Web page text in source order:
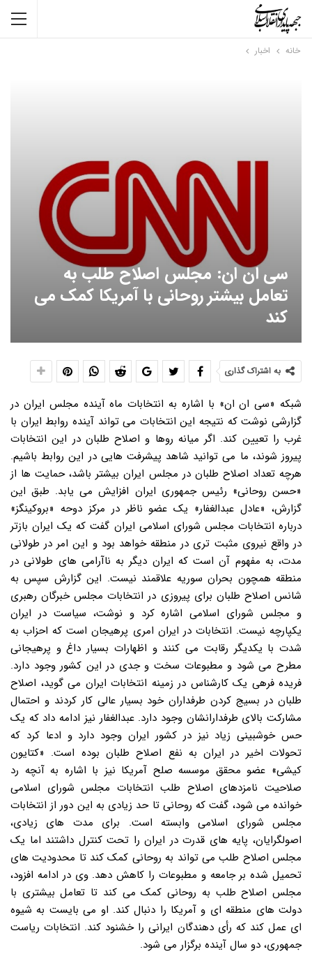
خانه اخبار
سی ان ان: مجلس اصلاح طلب به
تعامل بیشتر روحانی با آمریکا کمک می
کند
به اشتراک گذاری
شبکه «سی ان ان» با اشاره به انتخابات ماه آینده مجلس ایران در
گزارشی نوشت که نتیجه این انتخابات می تواند آینده روابط ایران با
غرب را تعیین کند. اگر میانه روها و اصلاح طلبان در این انتخابات
پیروز شوند، ما می توانید شاهد پیشرفت هایی در این روابط باشیم.
هرچه تعداد اصلاح طلبان در مجلس ایران بیشتر باشد، حمایت ها از
«حسن روحانی» رئیس جمهوری ایران افزایش می یابد. طبق این
گزارش، «عادل عبدالغفار» یک عضو ناظر در مرکز دوحه «بروکینگز»
درباره انتخابات مجلس شورای اسلامی ایران گفت که یک ایران بازتر
در واقع نیروی مثبت تری در منطقه خواهد بود و این امر در طولانی
مدت، به مفهوم آن است که ایران دیگر به ناآرامی های طولانی در
منطقه همچون بحران سوریه علاقمند نیست. این گزارش سپس به
شانس اصلاح طلبان برای پیروزی در انتخابات مجلس خبرگان رهبری
و مجلس شورای اسلامی اشاره کرد و نوشت، سیاست در ایران
یکپارچه نیست. انتخابات در ایران امری پرهیجان است که احزاب به
شدت با یکدیگر رقابت می کنند و اظهارات بسیار داغ و پرهیجانی
مطرح می شود و مطبوعات سخت و جدی در این کشور وجود دارد.
فریده فرهی یک کارشناس در زمینه انتخابات ایران می گوید، اصلاح
طلبان در بسیج کردن طرفداران خود بسیار عالی کار کردند و احتمال
مشارکت بالای طرفدارانشان وجود دارد. عبدالغفار نیز ادامه داد که یک
حس خوشبینی زیاد نیز در کشور ایران وجود دارد و ادعا کرد که
تحولات اخیر در ایران به نفع اصلاح طلبان بوده است. «کتایون
کیشی» عضو محقق موسسه صلح آمریکا نیز با اشاره به آنچه رد
صلاحیت نامزدهای اصلاح طلب انتخابات مجلس شورای اسلامی
خوانده می شود، گفت که روحانی تا حد زیادی به این دور از انتخابات
مجلس شورای اسلامی وابسته است. برای مدت های زیادی،
اصولگرایان، پایه های قدرت در ایران را تحت کنترل داشتند اما یک
مجلس اصلاح طلب می تواند به روحانی کمک کند تا محدودیت های
تحمیل شده بر جامعه و مطبوعات را کاهش دهد. وی در ادامه افزود،
مجلس اصلاح طلب به روحانی کمک می کند تا تعامل بیشتری با
دولت های منطقه ای و آمریکا را دنبال کند. او می بایست به شیوه
ای عمل کند که رأی دهندگان ایرانی را خشنود کند. انتخابات ریاست
جمهوری، دو سال آینده برگزار می شود.